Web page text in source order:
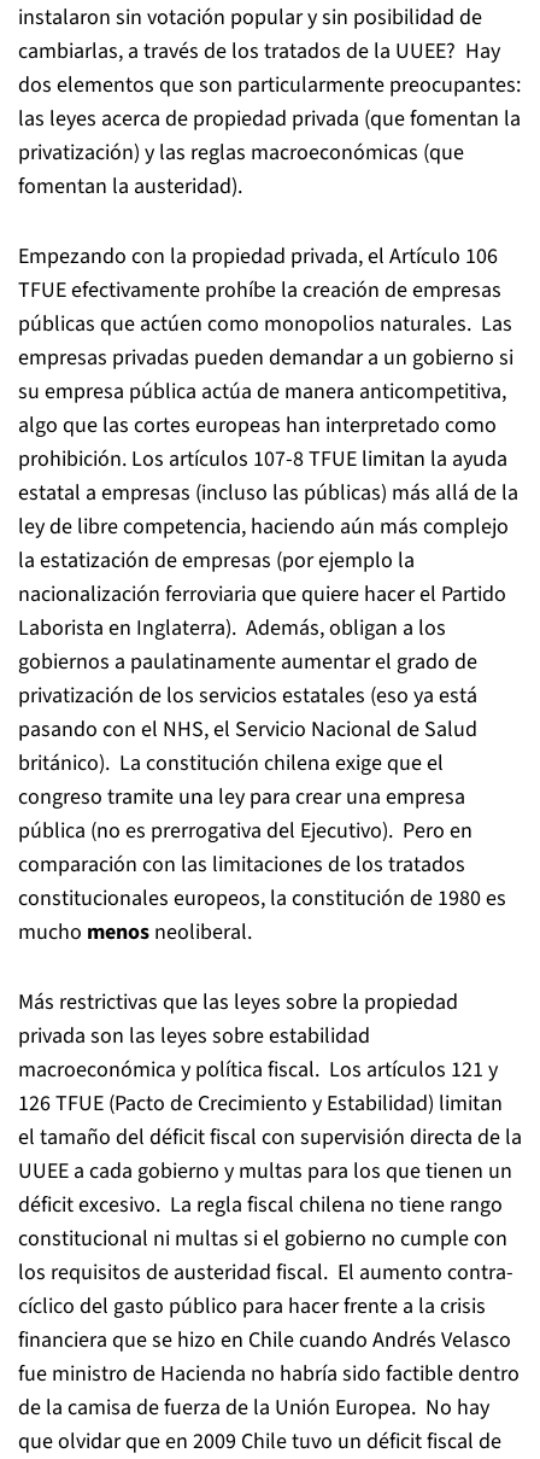
instalaron sin votación popular y sin posibilidad de
cambiarlas, a través de los tratados de la UUEE? Hay
dos elementos que son particularmente preocupantes:
las leyes acerca de propiedad privada (que fomentan la
privatización) y las reglas macroeconómicas (que
fomentan la austeridad).
Empezando con la propiedad privada, el Artículo 106
TFUE efectivamente prohíbe la creación de empresas
públicas que actúen como monopolios naturales. Las
empresas privadas pueden demandar a un gobierno si
su empresa pública actúa de manera anticompetitiva,
algo que las cortes europeas han interpretado como
prohibición. Los artículos 107-8 TFUE limitan la ayuda
estatal a empresas (incluso las públicas) más allá de la
ley de libre competencia, haciendo aún más complejo
la estatización de empresas (por ejemplo la
nacionalización ferroviaria que quiere hacer el Partido
Laborista en Inglaterra). Además, obligan a los
gobiernos a paulatinamente aumentar el grado de
privatización de los servicios estatales (eso ya está
pasando con el NHS, el Servicio Nacional de Salud
británico). La constitución chilena exige que el
congreso tramite una ley para crear una empresa
pública (no es prerrogativa del Ejecutivo). Pero en
comparación con las limitaciones de los tratados
constitucionales europeos, la constitución de 1980 es
mucho menos neoliberal.
Más restrictivas que las leyes sobre la propiedad
privada son las leyes sobre estabilidad
macroeconómica y política fiscal. Los artículos 121 y
126 TFUE (Pacto de Crecimiento y Estabilidad) limitan
el tamaño del déficit fiscal con supervisión directa de la
UUEE a cada gobierno y multas para los que tienen un
déficit excesivo. La regla fiscal chilena no tiene rango
constitucional ni multas si el gobierno no cumple con
los requisitos de austeridad fiscal. El aumento contra-
cíclico del gasto público para hacer frente a la crisis
financiera que se hizo en Chile cuando Andrés Velasco
fue ministro de Hacienda no habría sido factible dentro
de la camisa de fuerza de la Unión Europea. No hay
que olvidar que en 2009 Chile tuvo un déficit fiscal de